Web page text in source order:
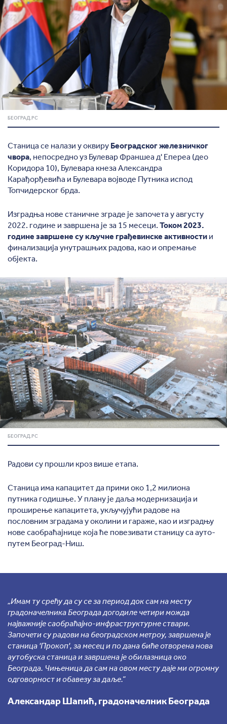
БЕОГРАД.РС
Станица се налази у оквиру Београдског железничког
чвора, непосредно уз Булевар Франшеа д' Епереа (део
Коридора 10), Булевара кнеза Александра
Карађорђевића и Булевара војводе Путника испод
Топчидерског брда.
Изградња нове станичне зграде је започета у августу
2022. године и завршена је за 15 месеци. Током 2023.
године завршене су кључне грађевинске активности и
финализација унутрашњих радова, као и опремање
објекта.
БЕОГРАД.РС
Радови су прошли кроз више етапа.
Станица има капацитет да прими око 1,2 милиона
путника годишње. У плану је даља модернизација и
проширење капацитета, укључујући радове на
пословним зградама у околини и гараже, као и изградњу
нове саобраћајнице која ће повезивати станицу са ауто-
путем Београд-Ниш.
„Имам ту срећу да су се за период док сам на месту
градоначелника Београда догодиле четири можда
најважније саобраћајно-инфраструктурне ствари.
Започети су радови на београдском метроу, завршена је
станица 'Прокоп', за месец и по дана биће отворена нова
аутобуска станица и завршена је обилазница око
Београда. Чињеница да сам на овом месту даје ми огромну
одговорност и обавезу за даље.”
Александар Шапић, градоначелник Београда